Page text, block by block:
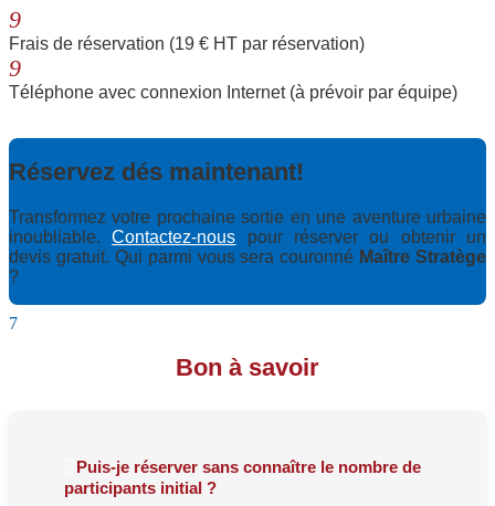
9
Frais de réservation (19 € HT par réservation)
9
Téléphone avec connexion Internet (à prévoir par équipe)
Réservez dés maintenant!
Transformez votre prochaine sortie en une aventure urbaine
inoubliable.Contactez-nous pour réserver ou obtenir un
devis gratuit. Qui parmi vous sera couronné Maître Stratège
?
7
Bon à savoir
Puis-je réserver sans connaître le nombre de
participants initial ?